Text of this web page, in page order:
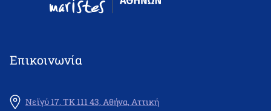
Επικοινωνία
Νεϊγύ 17, ΤΚ 111 43, Αθήνα, Αττική